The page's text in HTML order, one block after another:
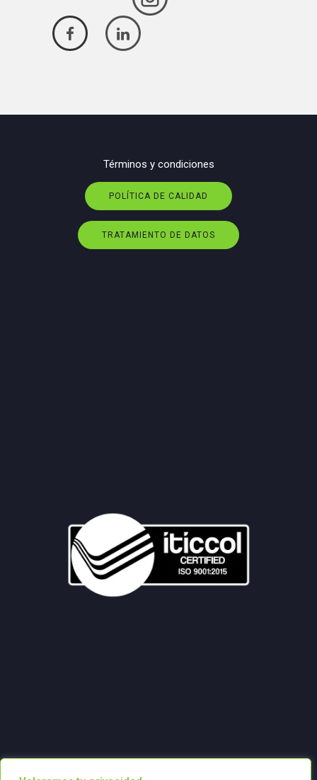
Términos y condiciones
POLÍTICA DE CALIDAD
TRATAMIENTO DE DATOS